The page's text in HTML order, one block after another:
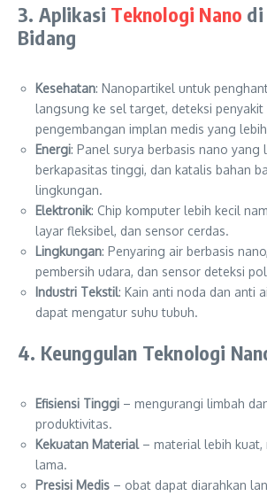
3. Aplikasi Teknologi Nano di
Bidang
Kesehatan: Nanopartikel untuk
langsung ke sel target, deteksi penyakit
pengembangan implan medis yang
Energi: Panel surya berbasis nano yang
berkapasitas tinggi, dan katalis bahan
lingkungan.
Elektronik: Chip komputer lebih kecil
layar fleksibel, dan sensor cerdas.
Lingkungan: Penyaring air berbasis
pembersih udara, dan sensor deteksi
Industri Tekstil: Kain anti noda dan anti
dapat mengatur suhu tubuh.
4. Keunggulan Teknologi
Efisiensi Tinggi – mengurangi limbah
produktivitas.
Kekuatan Material– material lebih kuat,
lama.
Presisi Medis – obat dapat diarahkan